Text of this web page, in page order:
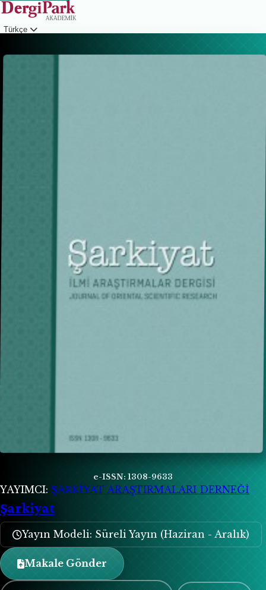
Türkçe
e-ISSN: 1308-9633
YAYIMCI: ŞARKİYAT ARAŞTIRMALARI DERNEĞİ
Şarkiyat
Yayın Modeli: Süreli Yayın (Haziran - Aralık)
Makale Gönder